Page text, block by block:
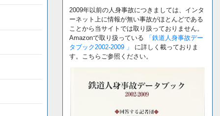
2009年以前の人身事故につきましては、インタ
ーネット上に情報が無い事故がほとんどである
ことから当サイトでは取り扱っておりません。
Amazonで取り扱っている
「鉄道人身事故デー
タブック2002-2009 」
に詳しく載っておりま
す。こちらご参照ください。